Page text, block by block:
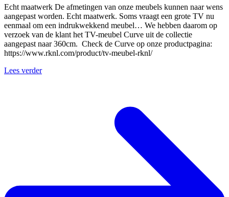
Echt maatwerk De afmetingen van onze meubels kunnen naar wens
aangepast worden. Echt maatwerk. Soms vraagt een grote TV nu
eenmaal om een indrukwekkend meubel… We hebben daarom op
verzoek van de klant het TV-meubel Curve uit de collectie
aangepast naar 360cm. Check de Curve op onze productpagina:
https://www.rknl.com/product/tv-meubel-rknl/
Lees verder